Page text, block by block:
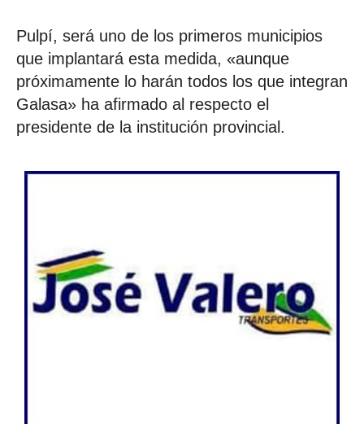
Pulpí, será uno de los primeros municipios
que implantará esta medida, «aunque
próximamente lo harán todos los que integran
Galasa» ha afirmado al respecto el
presidente de la institución provincial.